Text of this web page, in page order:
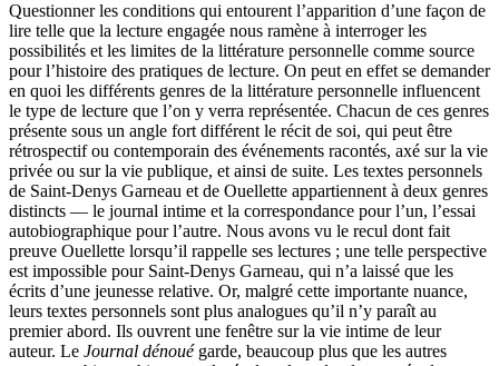
Questionner les conditions qui entourent l’apparition d’une façon de
lire telle que la lecture engagée nous ramène à interroger les
possibilités et les limites de la littérature personnelle comme source
pour l’histoire des pratiques de lecture. On peut en effet se demander
en quoi les différents genres de la littérature personnelle influencent
le type de lecture que l’on y verra représentée. Chacun de ces genres
présente sous un angle fort différent le récit de soi, qui peut être
rétrospectif ou contemporain des événements racontés, axé sur la vie
privée ou sur la vie publique, et ainsi de suite. Les textes personnels
de Saint-Denys Garneau et de Ouellette appartiennent à deux genres
distincts — le journal intime et la correspondance pour l’un, l’essai
autobiographique pour l’autre. Nous avons vu le recul dont fait
preuve Ouellette lorsqu’il rappelle ses lectures ; une telle perspective
est impossible pour Saint-Denys Garneau, qui n’a laissé que les
écrits d’une jeunesse relative. Or, malgré cette importante nuance,
leurs textes personnels sont plus analogues qu’il n’y paraît au
premier abord. Ils ouvrent une fenêtre sur la vie intime de leur
auteur. Le Journal dénouégarde, beaucoup plus que les autres